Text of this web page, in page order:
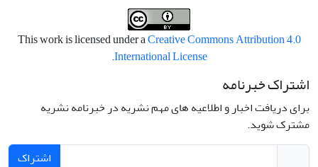
This work is licensed under aCreative Commons Attribution 4.0
International License
.
اشتراک خبرنامه
برای دریافت اخبار و اطلاعیه های مهم نشریه در خبرنامه نشریه
مشترک شوید.
اشتراک